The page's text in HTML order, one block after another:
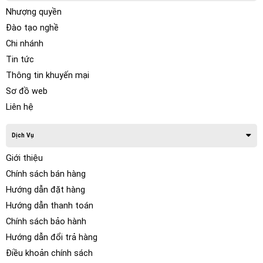
Phim PPF Z&O có độ bền cao, khả năng chống xước ưu việt
và chống tia UV hiệu quả, giúp bảo vệ toàn diện cho các chi
tiết nội thất của xe. Lớp phim trong suốt này không chỉ giữ
gìn độ bóng và màu sắc nguyên bản mà còn có khả năng tự
phục hồi khi xuất hiện những vết xước nhỏ, giúp nội thất luôn
mới và sáng bóng dù xe hoạt động ở bất kỳ địa hình nào.
Nhượng quyền
Đào tạo nghề
Chi nhánh
Tin tức
Thông tin khuyến mại
Sơ đồ web
Liên hệ
Dịch Vụ
Giới thiệu
Chính sách bán hàng
Hướng dẫn đặt hàng
Hướng dẫn thanh toán
Chính sách bảo hành
Hướng dẫn đổi trả hàng
Điều khoản chính sách